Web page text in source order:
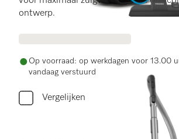
ontwerp.
Op voorraad: op werkdagen voor 13.00
vandaag verstuurd
Vergelijken